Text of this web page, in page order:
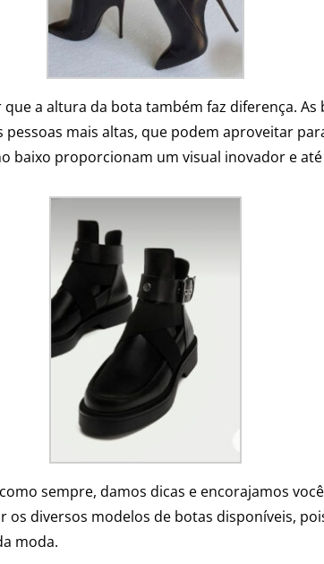
que a altura da bota também faz diferença.
pessoas mais altas, que podem aproveitar
baixo proporcionam um visual inovador e
sempre, damos dicas e encorajamos
os diversos modelos de botas disponíveis,
moda.